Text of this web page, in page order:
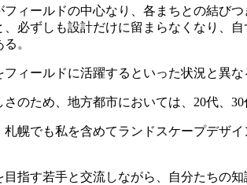
ィールドの中心なり、各まちとの結び
必ずしも設計だけに留まらなくなり、
。
ィールドに活躍するといった状況と異な
のため、地方都市においては、20代、
幌でも私を含めてランドスケープデザ
指す若手と交流しながら、自分たちの知